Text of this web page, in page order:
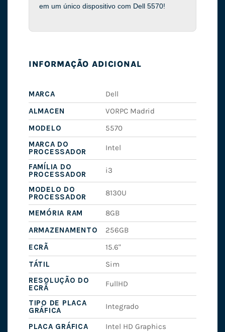
em um único dispositivo com Dell 5570!
INFORMAÇÃO ADICIONAL
MARCA
Dell
ALMACEN
VORPC Madrid
MODELO
5570
MARCA DO
PROCESSADOR
Intel
FAMÍLIA DO
PROCESSADOR
i3
MODELO DO
PROCESSADOR
8130U
MEMÓRIA RAM
8GB
ARMAZENAMENTO
256GB
ECRÃ
15.6"
TÁTIL
Sim
RESOLUÇÃO DO
ECRÃ
FullHD
TIPO DE PLACA
GRÁFICA
Integrado
PLACA GRÁFICA
Intel HD Graphics